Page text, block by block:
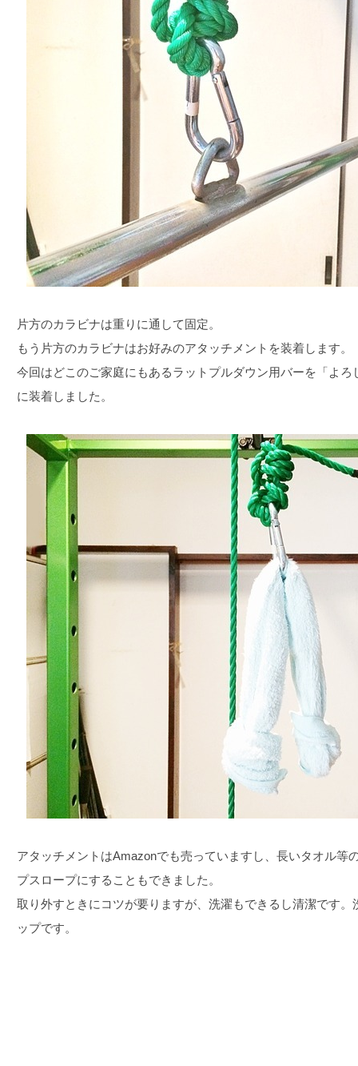
片方のカラビナは重りに通して固定。
もう片方のカラビナはお好みのアタッチメントを装着します。
今回はどこのご家庭にもあるラットプルダウン用バーを「よ
に装着しました。
アタッチメントはAmazonでも売っていますし、長いタオル等
プスロープにすることもできました。
取り外すときにコツが要りますが、洗濯もできるし清潔です
ップです。